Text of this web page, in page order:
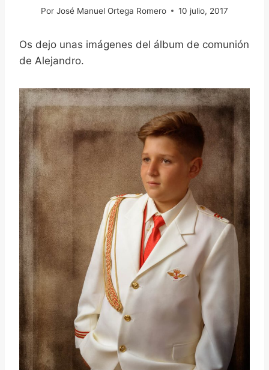
Por José Manuel Ortega Romero 10 julio, 2017
Os dejo unas imágenes del álbum de comunión
de Alejandro.